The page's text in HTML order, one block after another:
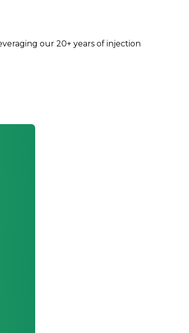
our 20+ years of injection